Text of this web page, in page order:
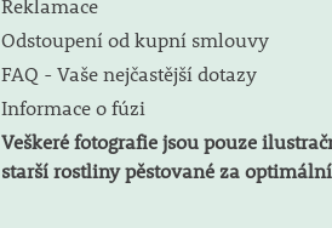
Reklamace
Odstoupení od kupní smlouvy
FAQ - Vaše nejčastější dotazy
Informace o fúzi
Veškeré fotografie jsou pouze
starší rostliny pěstované za